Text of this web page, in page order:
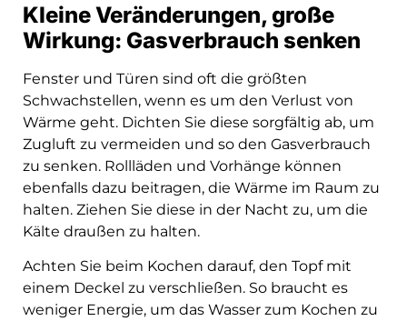
Kleine Veränderungen, große
Wirkung: Gasverbrauch senken
Fenster und Türen sind oft die größten
Schwachstellen, wenn es um den Verlust von
Wärme geht. Dichten Sie diese sorgfältig ab, um
Zugluft zu vermeiden und so den Gasverbrauch
zu senken. Rollläden und Vorhänge können
ebenfalls dazu beitragen, die Wärme im Raum zu
halten. Ziehen Sie diese in der Nacht zu, um die
Kälte draußen zu halten.
Achten Sie beim Kochen darauf, den Topf mit
einem Deckel zu verschließen. So braucht es
weniger Energie, um das Wasser zum Kochen zu